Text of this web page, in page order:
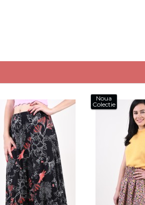
Noua
Colectie